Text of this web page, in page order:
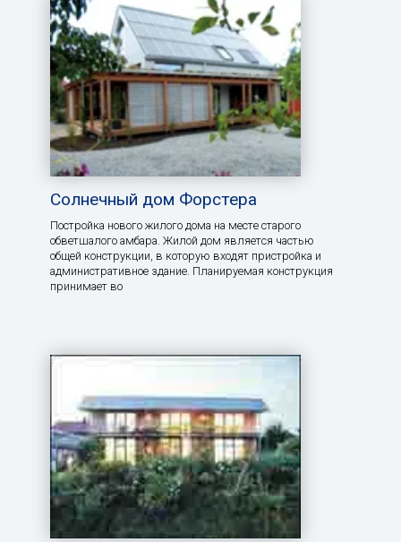
Солнечный дом Форстера
Постройка нового жилого дома на месте старого
обветшалого амбара. Жилой дом является частью
общей конструкции, в которую входят пристройка и
административное здание. Планируемая конструкция
принимает во